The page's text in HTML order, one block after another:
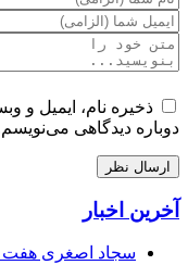
ذخیره نام، ایمیل و
دوباره دیدگاهی
آخرین اخبار
سجاد اصغری هفت